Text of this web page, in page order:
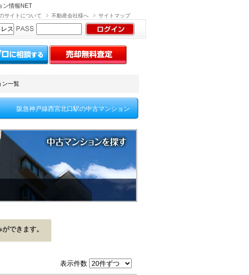
ン情報NET
サイトについて 不動産会社様へ サイトマップ
ン一覧
阪急神戸線西宮北口駅の中古マンション
できます。
表示件数